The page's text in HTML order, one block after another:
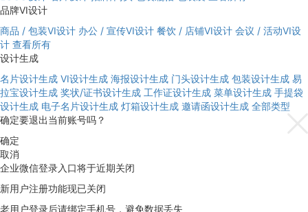
品牌VI设计
商品 / 包装VI设计 办公 / 宣传VI设计 餐饮 / 店铺VI设计 会议 / 活动VI设
计 查看所有
设计生成
名片设计生成 VI设计生成 海报设计生成 门头设计生成 包装设计生成 易
拉宝设计生成 奖状/证书设计生成 工作证设计生成 菜单设计生成 手提袋
设计生成 电子名片设计生成 灯箱设计生成 邀请函设计生成 全部类型
确定要退出当前账号吗？
确定
取消
企业微信登录入口将于近期关闭
新用户注册功能现已关闭
老用户登录后请绑定手机号，避免数据丢失